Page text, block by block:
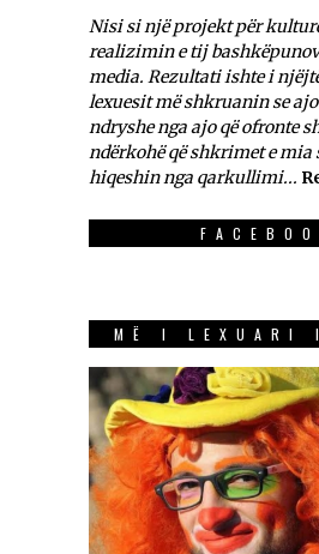
Nisi si një projekt për
realizimin e tij
media. Rezultati ishte i
lexuesit më shkruanin se
ndryshe nga ajo që ofronte
ndërkohë që shkrimet e mia
hiqeshin nga qarkullimi...
MË I LEXUARI